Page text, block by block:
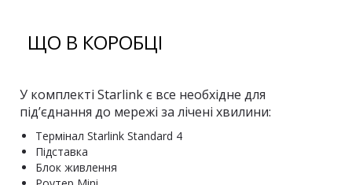
ЩО В КОРОБЦІ
У комплекті Starlink є все необхідне для
під’єднання до мережі за лічені хвилини:
Термінал Starlink Standard 4
Підставка
Блок живлення